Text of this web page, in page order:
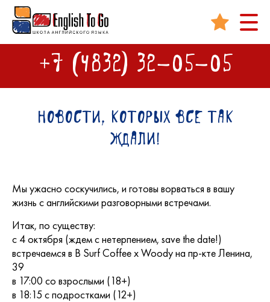
+7 (4832) 32-05-05
Новости, которых все так
ждали!
Мы ужасно соскучились, и готовы ворваться в вашу
жизнь с английскими разговорными встречами.
Итак, по существу:
с 4 октября (ждем с нетерпением, save the date!)
встречаемся в В Surf Coffee x Woody на пр-кте Ленина,
39
в 17:00 со взрослыми (18+)
в 18:15 с подростками (12+)